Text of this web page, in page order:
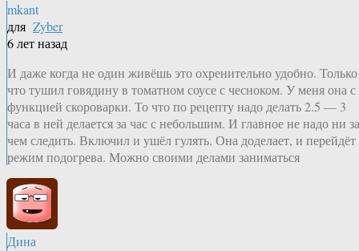
mkant
для Zyber
6 лет назад
И даже когда не один живёшь это охренительно удобно. Только
что тушил говядину в томатном соусе с чесноком. У меня она с
функцией скороварки. То что по рецепту надо делать 2.5 — 3
часа в ней делается за час с небольшим. И главное не надо ни за
чем следить. Включил и ушёл гулять. Она доделает, и перейдёт
режим подогрева. Можно своими делами заниматься
Дина